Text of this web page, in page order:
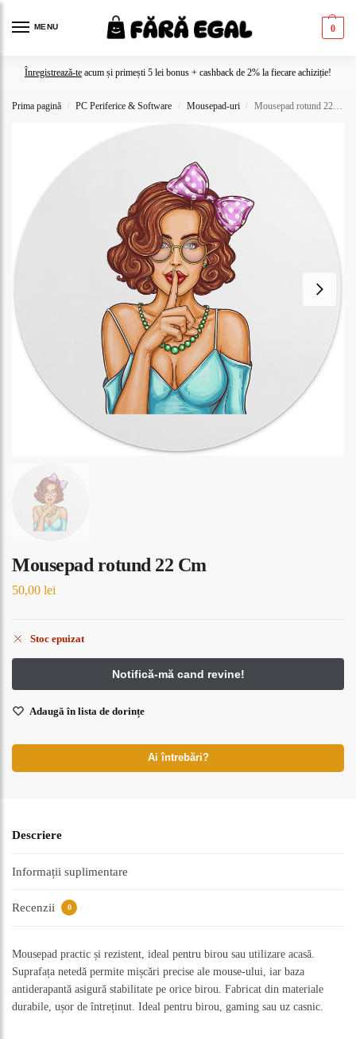
MENU 0
Înregistrează-te acum și primești 5 lei bonus + cashback de 2% la fiecare achiziție!
Prima pagină / PC Periferice & Software / Mousepad-uri / Mousepad rotund 22 Cm
Mousepad rotund 22 Cm
50,00 lei
Stoc epuizat
Adaugă în lista de dorințe
Ai întrebări?
Descriere
Informații suplimentare
Recenzii 0
Mousepad practic și rezistent, ideal pentru birou sau utilizare acasă.
Suprafața netedă permite mișcări precise ale mouse-ului, iar baza
antiderapantă asigură stabilitate pe orice birou. Fabricat din materiale
durabile, ușor de întreținut. Ideal pentru birou, gaming sau uz casnic.